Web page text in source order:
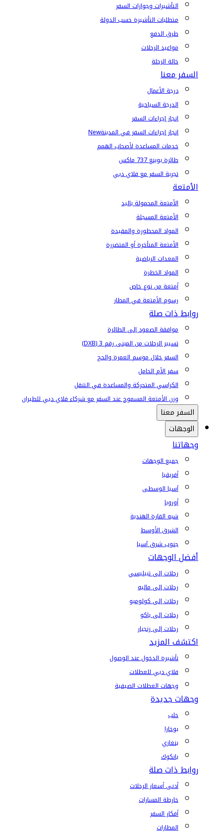
التأشيرات وجوازات السفر
متطلبات التأشيرة حسب الدولة
طرق الدفع
مواعيد الرحلات
حالة الرحلة
السفر معنا
درجة الأعمال
الدرجة السياحية
إنجاز إجراءات السفر
إنجاز إجراءات السفر في المدينةNew
خدمات المساعدة لأصحاب الهمم
طائرة بوينغ 737 ماكس
تجربة السفر مع فلاي دبي
الأمتعة
الأمتعة المحمولة باليد
الأمتعة المسجلة
المواد المحظورة والمقيدة
الأمتعة المتأخرة أو المتضررة
المعدات الرياضية
المواد الخطرة
أمتعة من نوع خاص
رسوم الأمتعة في المطار
روابط ذات صلة
موافقة الصعود إلى الطائرة
تسيير الرحلات من المبنى رقم 3 (DXB)
السفر خلال موسم العمرة والحج
سفر الأم الحامل
الكراسي المتحركة والمساعدة في التنقل
وزن الأمتعة المسموح عند السفر مع شركاء فلاي دبي للطيران
السفر معنا
الوجهات
وجهاتنا
جميع الوجهات
أفريقيا
آسيا الوسطى
أوروبا
شبه القارة الهندية
الشرق الأوسط
جنوب شرق آسيا
أفضل الوجهات
رحلات إلى تبيليسي
رحلات إلى ماليه
رحلات إلى كولومبو
رحلات إلى باكو
رحلات إلى زنجبار
اكتشف المزيد
تأشيرة الدخول عند الوصول
فلاي دبي للعطلات
وجهات العطلات الصيفية
وجهات جديدة
حلب
بوخارا
بنغازي
بانكوك
روابط ذات صلة
أدنى أسعار الرحلات
خارطة المسارات
أفكار السفر
المطارات